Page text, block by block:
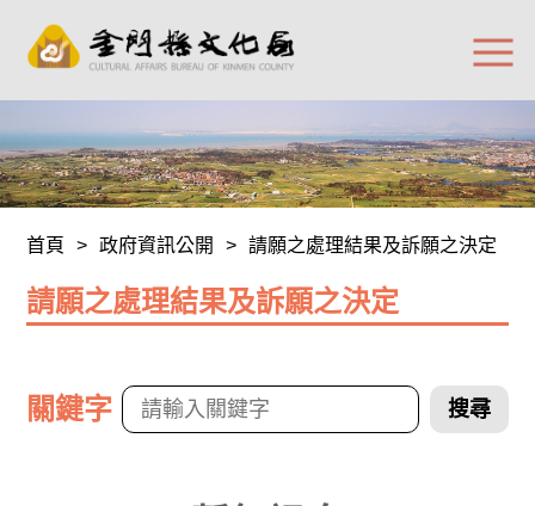
首頁 > 政府資訊公開 > 請願之處理結果及訴願之決定
請願之處理結果及訴願之決定
關鍵字 搜尋